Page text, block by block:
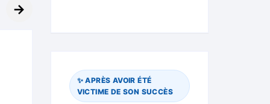
→
✨ APRÈS AVOIR ÉTÉ
VICTIME DE SON SUCCÈS